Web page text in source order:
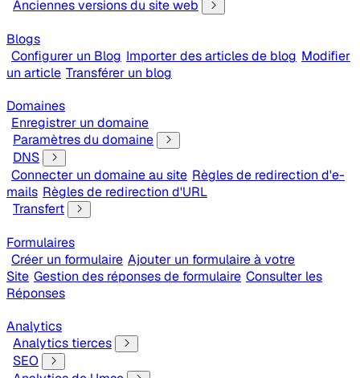
Anciennes versions du site web
Blogs
Configurer un Blog Importer des articles de blog Modifier
un article Transférer un blog
Domaines
Enregistrer un domaine
Paramètres du domaine
DNS
Connecter un domaine au site Règles de redirection d'e-
mails Règles de redirection d'URL
Transfert
Formulaires
Créer un formulaire Ajouter un formulaire à votre
Site Gestion des réponses de formulaire Consulter les
Réponses
Analytics
Analytics tierces
SEO